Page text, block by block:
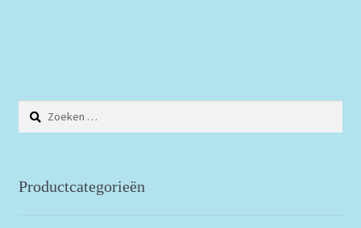
worden
Zoeken
naar:
Productcategorieën